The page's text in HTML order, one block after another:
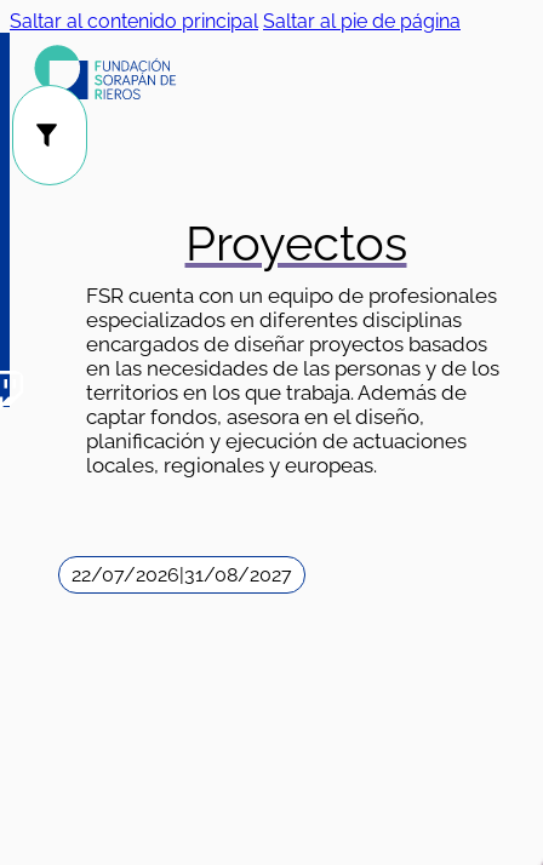
Saltar al contenido principal Saltar al pie de página
Proyectos
FSR cuenta con un equipo de profesionales
especializados en diferentes disciplinas
encargados de diseñar proyectos basados
en las necesidades de las personas y de los
territorios en los que trabaja. Además de
captar fondos, asesora en el diseño,
planificación y ejecución de actuaciones
locales, regionales y europeas.
22/07/2026|31/08/2027